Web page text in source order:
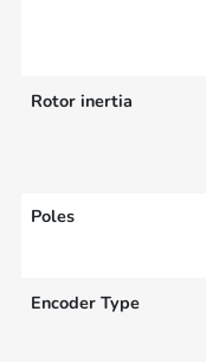
Rotor inertia
Poles
Encoder Type